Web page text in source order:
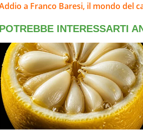
a Franco Baresi, il mondo del